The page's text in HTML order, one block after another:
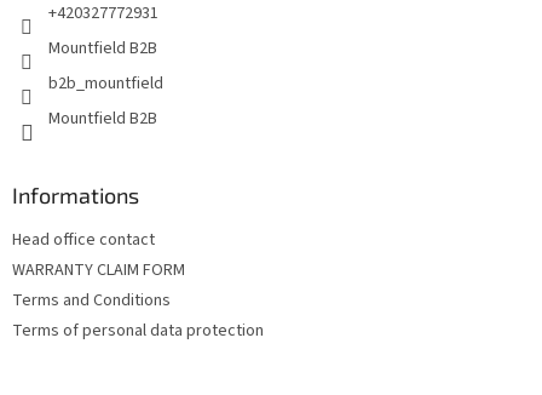
+420327772931
Mountfield B2B
b2b_mountfield
Mountfield B2B
Informations
Head office contact
WARRANTY CLAIM FORM
Terms and Conditions
Terms of personal data protection